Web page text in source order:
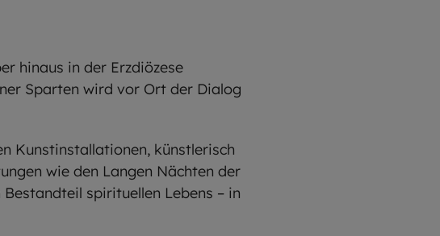
hinaus in der Erzdiözese
Sparten wird vor Ort der Dialog
Kunstinstallationen, künstlerisch
wie den Langen Nächten der
spirituellen Lebens – in